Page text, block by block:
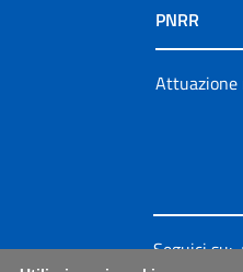
PNRR
Attuazione
Seguici su: